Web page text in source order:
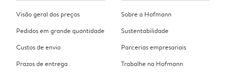
Visão geral dos preços
Pedidos em grande quantidade
Custos de envio
Prazos de entrega
Sobre a Hofmann
Sustentabilidade
Parcerias empresariais
Trabalhe na Hofmann